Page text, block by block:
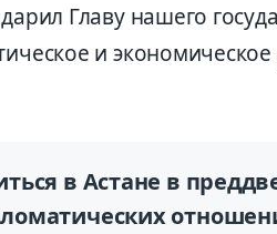
Главу нашего
и экономическое
в Астане в